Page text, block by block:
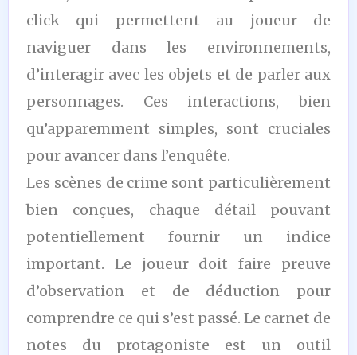
click qui permettent au joueur de
naviguer dans les environnements,
d’interagir avec les objets et de parler aux
personnages. Ces interactions, bien
qu’apparemment simples, sont cruciales
pour avancer dans l’enquête.
Les scènes de crime sont particulièrement
bien conçues, chaque détail pouvant
potentiellement fournir un indice
important. Le joueur doit faire preuve
d’observation et de déduction pour
comprendre ce qui s’est passé. Le carnet de
notes du protagoniste est un outil